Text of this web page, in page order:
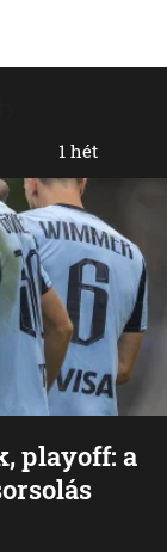
playoff: a
1 hét